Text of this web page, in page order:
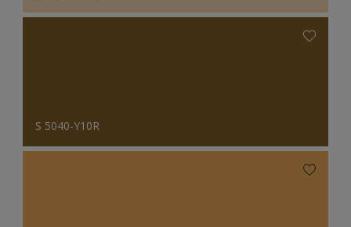
S 5040-Y10R